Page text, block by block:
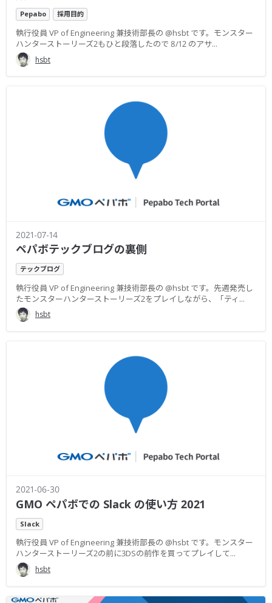
Pepabo 採用目的
執行役員 VP of Engineering 兼技術部長の @hsbt です。モンスター
ハンターストーリーズ2もひと段落したので 8/12 のアサ...
hsbt
2021-07-14
ペパボテックブログの裏側
テックブログ
執行役員 VP of Engineering 兼技術部長の @hsbt です。先週発売し
たモンスターハンターストーリーズ2をプレイしながら、「ティ...
hsbt
2021-06-30
GMO ペパボでの Slack の使い方 2021
Slack
執行役員 VP of Engineering 兼技術部長の @hsbt です。モンスター
ハンターストーリーズ2の前に3DSの前作を買ってプレイして...
hsbt